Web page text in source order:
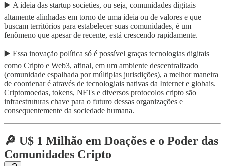
▶️ A ideia das startup societies, ou seja, comunidades digitais
altamente alinhadas em torno de uma ideia ou de valores e que
buscam territórios para estabelecer suas comunidades, é um
fenômeno que apesar de recente, está crescendo rapidamente.
▶️ Essa inovação política só é possível graças tecnologias digitais
como Cripto e Web3, afinal, em um ambiente descentralizado
(comunidade espalhada por múltiplas jurisdições), a melhor maneira
de coordenar é através de tecnologiais nativas da Internet e globais.
Criptomoedas, tokens, NFTs e diversos protocolos cripto são
infraestruturas chave para o futuro dessas organizações e
consequentemente da sociedade humana.
🔎 U$ 1 Milhão em Doações e o Poder das
Comunidades Cripto